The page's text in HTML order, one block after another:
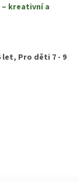
kreativní a
Pro děti 7 - 9